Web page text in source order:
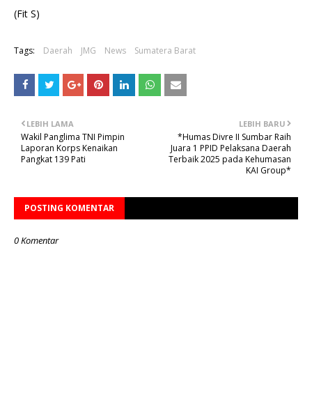
(Fit S)
Tags: Daerah JMG News Sumatera Barat
LEBIH BARU
*Humas Divre II Sumbar Raih
Juara 1 PPID Pelaksana Daerah
Terbaik 2025 pada Kehumasan
KAI Group*
LEBIH LAMA
Wakil Panglima TNI Pimpin
Laporan Korps Kenaikan
Pangkat 139 Pati
POSTING KOMENTAR
0 Komentar